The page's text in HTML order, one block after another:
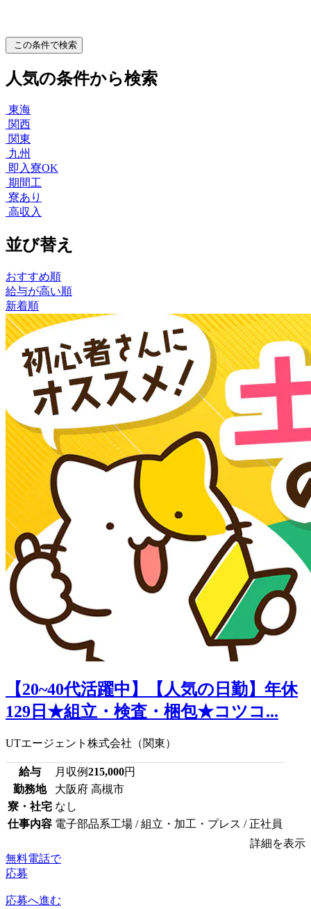
この条件で検索
人気の条件から検索
東海
関西
関東
九州
即入寮OK
期間工
寮あり
高収入
並び替え
おすすめ順
給与が高い順
新着順
【20~40代活躍中】【人気の日勤】年休
129日★組立・検査・梱包★コツコ...
UTエージェント株式会社（関東）
給与 月収例215,000円
勤務地
大阪府 高槻市
寮・社宅 なし
仕事内容 電子部品系工場 / 組立・加工・プレス / 正社員
詳細を表示
無料電話で
応募
応募へ進む